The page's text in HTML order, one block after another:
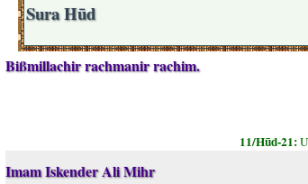
Sura Hūd
Bißmillachir rachmanir rachim.
11/Hūd-21:
Imam Iskender Ali Mihr